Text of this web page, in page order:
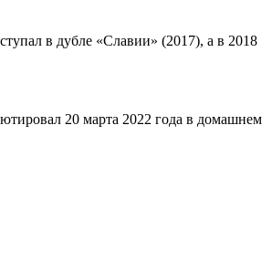
в дубле «Славии» (2017), а в 2018
20 марта 2022 года в домашнем